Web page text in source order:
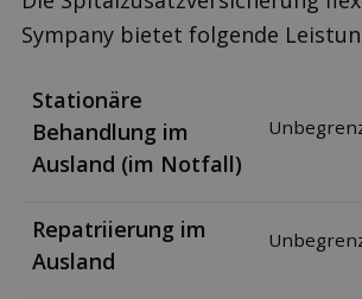
Sympany bietet folgende
Stationäre
Behandlung im
Ausland (im Notfall)
Repatriierung im
Ausland